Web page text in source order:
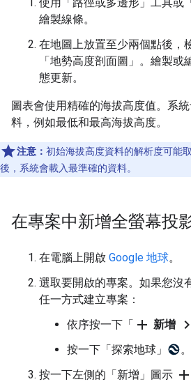
繪製線條。
在地圖上放置至少兩個點後，
「地勢高度剖面圖」 。繪製或
態更新。
圖表會使用精確的海拔高度值。系
料，例如最低和最高海拔高度。
注意： 初始海拔高度資料的解析度可能
後，系統會載入最準確的資料。
在專案中新增全螢幕投
在電腦上開啟 Google 地球。
選取要開啟的專案。如果您沒
任一方式建立專案：
依序按一下「 add 新增 chevron_right
按一下「探索地球」
。
按一下左側的「新增」圖示 add